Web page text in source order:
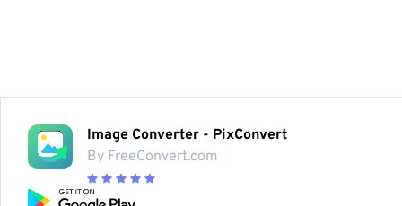
Image Converter - PixConvert
By FreeConvert.com